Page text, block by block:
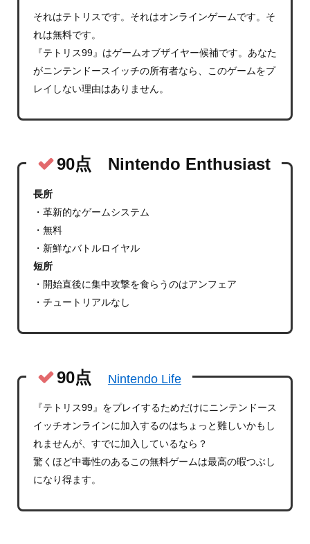
それはテトリスです。それはオンラインゲームです。そ
れは無料です。
『テトリス99』はゲームオブザイヤー候補です。あなた
がニンテンドースイッチの所有者なら、このゲームをプ
レイしない理由はありません。
90点 Nintendo Enthusiast
長所
・革新的なゲームシステム
・無料
・新鮮なバトルロイヤル
短所
・開始直後に集中攻撃を食らうのはアンフェア
・チュートリアルなし
90点 Nintendo Life
『テトリス99』をプレイするためだけにニンテンドース
イッチオンラインに加入するのはちょっと難しいかもし
れませんが、すでに加入しているなら？
驚くほど中毒性のあるこの無料ゲームは最高の暇つぶし
になり得ます。